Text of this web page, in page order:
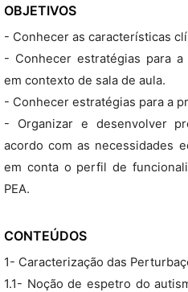
OBJETIVOS
- Conhecer as características
- Conhecer estratégias para
em contexto de sala de aula.
- Conhecer estratégias para a
- Organizar e desenvolver
acordo com as necessidades
em conta o perfil de
PEA.
CONTEÚDOS
1- Caracterização das
1.1- Noção de espetro do